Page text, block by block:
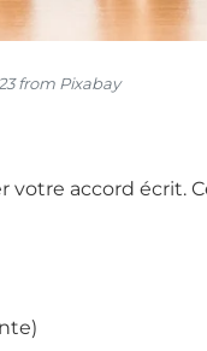
from Pixabay
accord écrit.